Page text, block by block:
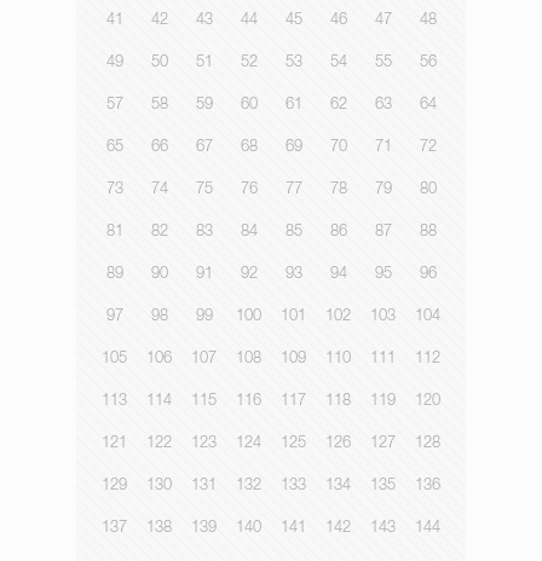
41 42 43 44 45 46 47 48
49 50 51 52 53 54 55 56
57 58 59 60 61 62 63 64
65 66 67 68 69 70 71 72
73 74 75 76 77 78 79 80
81 82 83 84 85 86 87 88
89 90 91 92 93 94 95 96
97 98 99 100 101 102 103 104
105 106 107 108 109 110 111 112
113 114 115 116 117 118 119 120
121 122 123 124 125 126 127 128
129 130 131 132 133 134 135 136
137 138 139 140 141 142 143 144